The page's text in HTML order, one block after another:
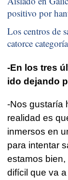
positivo por
Los centros de
catorce
-En los tres
ido dejando
-Nos gustaría
realidad es
inmersos en
para intentar
estamos
difícil que va